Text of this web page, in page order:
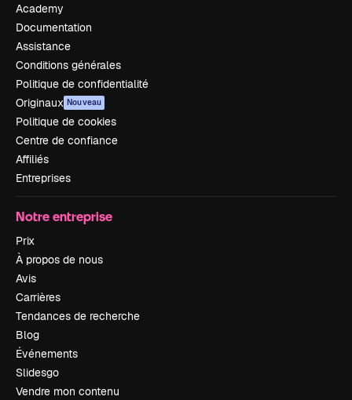
Academy
Documentation
Assistance
Conditions générales
Politique de confidentialité
Originaux Nouveau
Politique de cookies
Centre de confiance
Affiliés
Entreprises
Notre entreprise
Prix
À propos de nous
Avis
Carrières
Tendances de recherche
Blog
Événements
Slidesgo
Vendre mon contenu